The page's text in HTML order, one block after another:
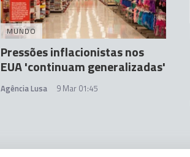
MUNDO
Pressões inflacionistas nos
EUA 'continuam generalizadas'
Agência Lusa 9 Mar 01:45